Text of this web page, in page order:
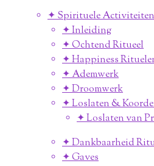
✦ Spirituele Activiteiten
✦ Inleiding
✦ Ochtend Ritueel
✦ Happiness
✦ Ademwerk
✦ Droomwerk
✦ Loslaten &
✦ Loslaten van
✦ Dankbaarheid
✦ Gaves